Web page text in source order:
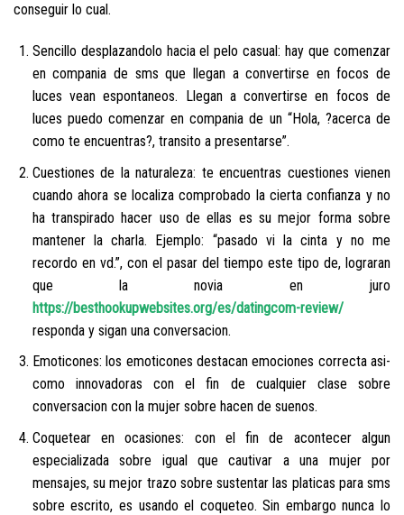
conseguir lo cual.
Sencillo desplazandolo hacia el pelo casual: hay que comenzar
en compania de sms que llegan a convertirse en focos de
luces vean espontaneos. Llegan a convertirse en focos de
luces puedo comenzar en compania de un “Hola, ?acerca de
como te encuentras?, transito a presentarse”.
Cuestiones de la naturaleza: te encuentras cuestiones vienen
cuando ahora se localiza comprobado la cierta confianza y no
ha transpirado hacer uso de ellas es su mejor forma sobre
mantener la charla. Ejemplo: “pasado vi la cinta y no me
recordo en vd.”, con el pasar del tiempo este tipo de, lograran
que la novia en juro
https://besthookupwebsites.org/es/datingcom-review/
responda y sigan una conversacion.
Emoticones: los emoticones destacan emociones correcta asi­
como innovadoras con el fin de cualquier clase sobre
conversacion con la mujer sobre hacen de suenos.
Coquetear en ocasiones: con el fin de acontecer algun
especializada sobre igual que cautivar a una mujer por
mensajes, su mejor trazo sobre sustentar las platicas para sms
sobre escrito, es usando el coqueteo. Sin embargo nunca lo